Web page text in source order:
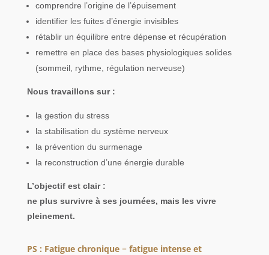
comprendre l’origine de l’épuisement
identifier les fuites d’énergie invisibles
rétablir un équilibre entre dépense et récupération
remettre en place des bases physiologiques solides
(sommeil, rythme, régulation nerveuse)
Nous travaillons sur :
la gestion du stress
la stabilisation du système nerveux
la prévention du surmenage
la reconstruction d’une énergie durable
L’objectif est clair :
ne plus survivre à ses journées, mais les vivre
pleinement.
PS : Fatigue chronique= fatigue intense et